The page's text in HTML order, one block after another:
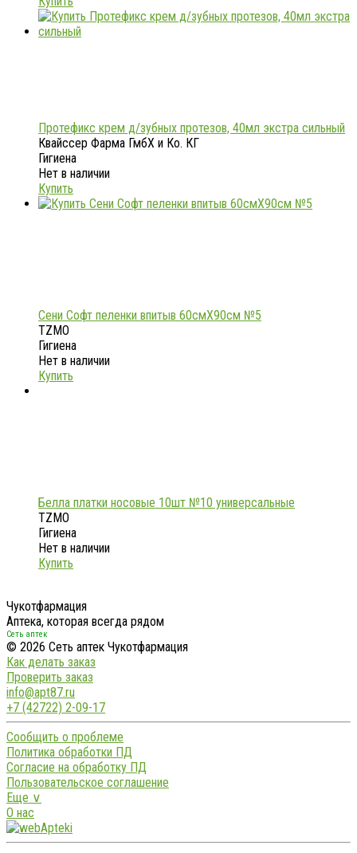
Протефикс крем д/зубных протезов, 40мл экстра сильный
Квайссер Фарма ГмбХ и Ко. КГ
Гигиена
Нет в наличии
Купить
Сени Софт пеленки впитыв 60смX90см №5
TZMO
Гигиена
Нет в наличии
Купить
Белла платки носовые 10шт №10 универсальные
TZMO
Гигиена
Нет в наличии
Купить
Чукотфармация
Аптека, которая всегда рядом
Сеть аптек
© 2026 Сеть аптек Чукотфармация
Как делать заказ
Проверить заказ
info@apt87.ru
+7 (42722) 2-09-17
Сообщить о проблеме
Политика обработки ПД
Согласие на обработку ПД
Пользовательское соглашение
Еще ∨
О нас